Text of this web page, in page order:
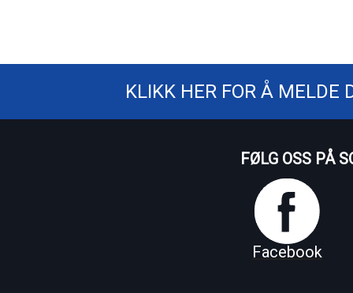
KLIKK HER FOR Å MELDE
FØLG OSS PÅ
Facebook